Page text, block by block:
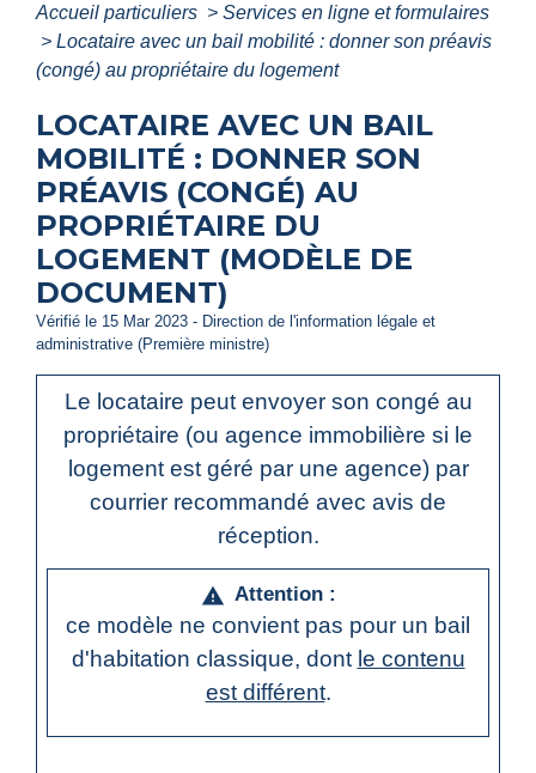
Accueil particuliers > Services en ligne et formulaires
> Locataire avec un bail mobilité : donner son préavis
(congé) au propriétaire du logement
LOCATAIRE AVEC UN BAIL
MOBILITÉ : DONNER SON
PRÉAVIS (CONGÉ) AU
PROPRIÉTAIRE DU
LOGEMENT (MODÈLE DE
DOCUMENT)
Vérifié le 15 Mar 2023 - Direction de l'information légale et
administrative (Première ministre)
Le locataire peut envoyer son congé au
propriétaire (ou agence immobilière si le
logement est géré par une agence) par
courrier recommandé avec avis de
réception.
warning Attention :
ce modèle ne convient pas pour un bail
d'habitation classique, dont le contenu
est différent.